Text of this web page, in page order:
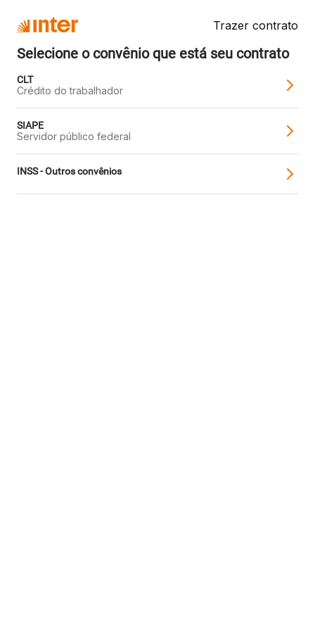
Trazer contrato
Selecione o convênio que está seu contrato
CLT
Crédito do trabalhador
SIAPE
Servidor público federal
INSS - Outros convênios